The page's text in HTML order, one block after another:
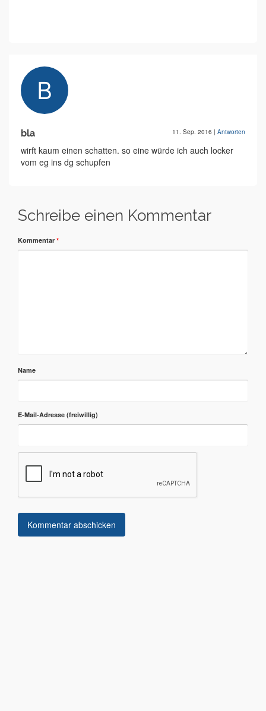
bla 11. Sep. 2016 | Antworten
wirft kaum einen schatten. so eine würde ich auch locker
vom eg ins dg schupfen
Schreibe einen Kommentar
Kommentar *
Name
E-Mail-Adresse